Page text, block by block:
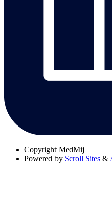
Copyright MedMij
Powered by Scroll Sites &